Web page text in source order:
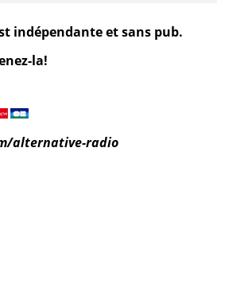
indépendante et sans pub.
la!
alternative-radio